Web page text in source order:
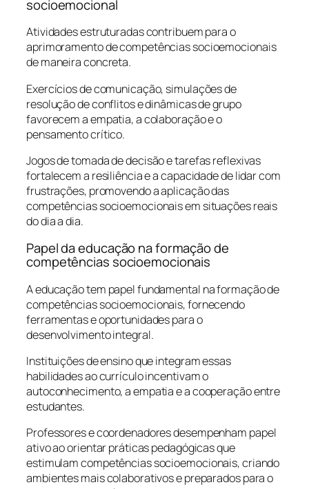
socioemocional
Atividades estruturadas contribuem para o
aprimoramento de competências socioemocionais
de maneira concreta.
Exercícios de comunicação, simulações de
resolução de conflitos e dinâmicas de grupo
favorecem a empatia, a colaboração e o
pensamento crítico.
Jogos de tomada de decisão e tarefas reflexivas
fortalecem a resiliência e a capacidade de lidar com
frustrações, promovendo a aplicação das
competências socioemocionais em situações reais
do dia a dia.
Papel da educação na formação de
competências socioemocionais
A educação tem papel fundamental na formação de
competências socioemocionais, fornecendo
ferramentas e oportunidades para o
desenvolvimento integral.
Instituições de ensino que integram essas
habilidades ao currículo incentivam o
autoconhecimento, a empatia e a cooperação entre
estudantes.
Professores e coordenadores desempenham papel
ativo ao orientar práticas pedagógicas que
estimulam competências socioemocionais, criando
ambientes mais colaborativos e preparados para o